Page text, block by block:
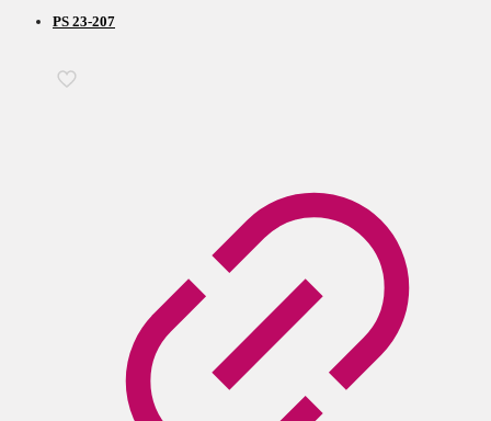
PS 23-207